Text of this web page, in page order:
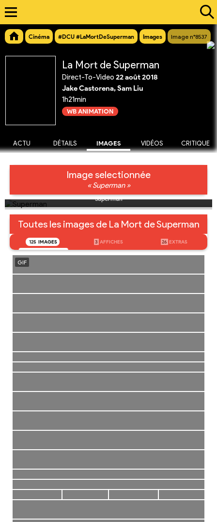
Cinéma #DCU #LaMortDeSuperman Images Image n°8537
La Mort de Superman
Direct-To-Video 22 août 2018
Jake Castorena, Sam Liu
1h21min
WB ANIMATION
ACTU DÉTAILS IMAGES VIDÉOS CRITIQUE
Image selectionnée
« Superman »
Superman
Toutes les images de La Mort de Superman
125 IMAGES 3 AFFICHES 26 EXTRAS